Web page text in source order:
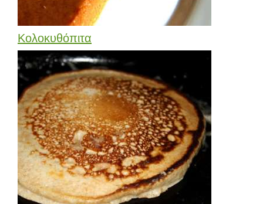
Κολοκυθόπιτα